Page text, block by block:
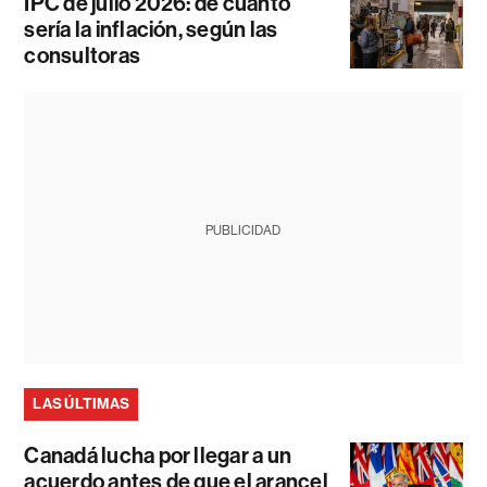
sería la inflación, según las
consultoras
PUBLICIDAD
LAS ÚLTIMAS
Canadá lucha por llegar a un
acuerdo antes de que el arancel